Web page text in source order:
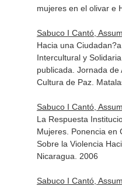
mujeres en el olivar e
Sabuco I Cantó,
Hacia una
Intercultural y
publicada. Jornada
Cultura de Paz.
Sabuco I Cantó,
La Respuesta
Mujeres. Ponencia en
Sobre la Violencia
Nicaragua. 2006
Sabuco I Cantó,